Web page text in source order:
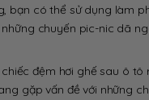
bạn có thể sử dụng làm
chuyến pic-nic dã
đệm hơi ghế sau ô tô
gặp vấn đề với những